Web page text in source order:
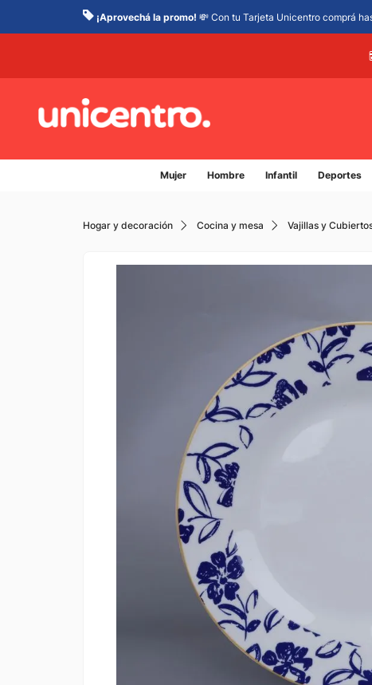
¡Aprovechá la promo! 💸 Con tu Tarjeta Unicentro comprá
Mujer Hombre Infantil Deportes
Hogar y decoración Cocina y mesa Vajillas y